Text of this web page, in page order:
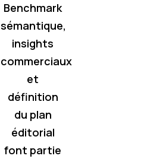
Benchmark
sémantique,
insights
commerciaux
et
définition
du plan
éditorial
font partie